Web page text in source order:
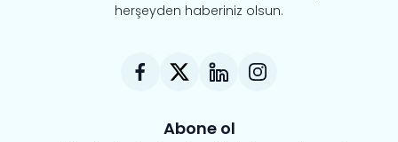
herşeyden haberiniz olsun.
Abone ol